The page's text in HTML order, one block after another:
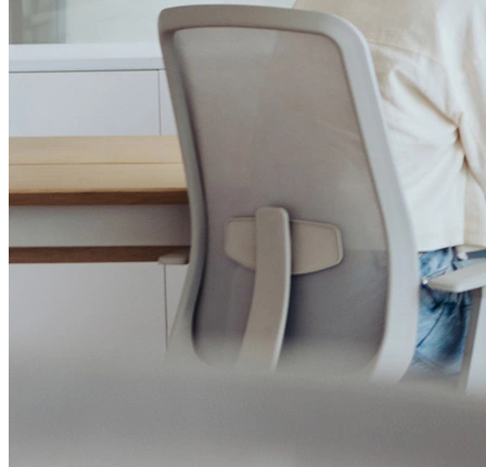
Código Corporativo de Conduta Ética
Compromisso com o Meio Ambiente
Educação Financeira
Governança Corporativa
Política de Prevenção à Lavagem de Dinheiro
Política de Privacidade
Política de Segurança da Informação
Relatório de Transparência Salarial
Regulamento do Arranjo PAT
Soluções
Alelo Tudo Alelo Pod Gestão de VT
Soluções de Pagamentos
CNPJ 04.740.876/0001-25 | Alameda Xingu, 512, 3º, 4º e 16º (parte)
andares, Alphaville, Barueri/SP | CEP 06455-030